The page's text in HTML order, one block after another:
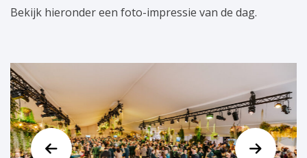
Bekijk hieronder een foto-impressie van de dag.